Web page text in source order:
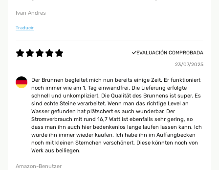
Ivan Andres
Traducir
EVALUACIÓN COMPROBADA
23/07/2025
Der Brunnen begleitet mich nun bereits einige Zeit. Er funktioniert
noch immer wie am 1. Tag einwandfrei. Die Lieferung erfolgte
schnell und unkompliziert. Die Qualität des Brunnens ist super. Es
sind echte Steine verarbeitet. Wenn man das richtige Level an
Wasser gefunden hat plätschert es auch wunderbar. Der
Stromverbrauch mit rund 16,7 Watt ist ebenfalls sehr gering, so
dass man ihn auch hier bedenkenlos lange laufen lassen kann. Ich
würde ihn immer wieder kaufen. Ich habe ihn im Auffangbecken
noch mit kleinen Sternchen verschönert. Diese könnten noch von
Werk aus beiliegen.
Amazon-Benutzer